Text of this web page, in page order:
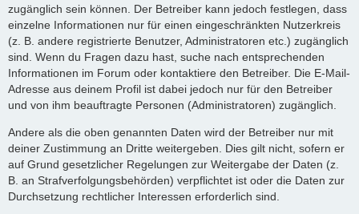
zugänglich sein können. Der Betreiber kann jedoch festlegen, dass
einzelne Informationen nur für einen eingeschränkten Nutzerkreis
(z. B. andere registrierte Benutzer, Administratoren etc.) zugänglich
sind. Wenn du Fragen dazu hast, suche nach entsprechenden
Informationen im Forum oder kontaktiere den Betreiber. Die E-Mail-
Adresse aus deinem Profil ist dabei jedoch nur für den Betreiber
und von ihm beauftragte Personen (Administratoren) zugänglich.
Andere als die oben genannten Daten wird der Betreiber nur mit
deiner Zustimmung an Dritte weitergeben. Dies gilt nicht, sofern er
auf Grund gesetzlicher Regelungen zur Weitergabe der Daten (z.
B. an Strafverfolgungsbehörden) verpflichtet ist oder die Daten zur
Durchsetzung rechtlicher Interessen erforderlich sind.